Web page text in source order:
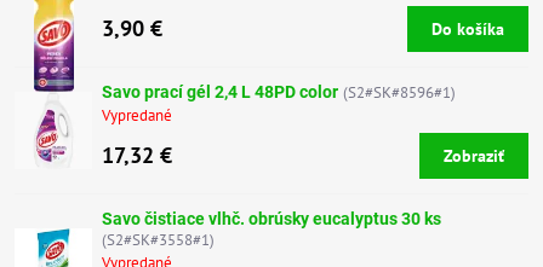
3,90 € Do košíka
Savo prací gél 2,4 L 48PD color (S2#SK#8596#1)
Vypredané
17,32 € Zobraziť
Savo čistiace vlhč. obrúsky eucalyptus 30 ks
(S2#SK#3558#1)
Vypredané